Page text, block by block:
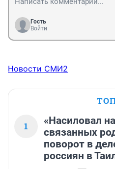
Гость
Войти
Новости СМИ2
1
«Насиловал
связанных
поворот в
россиян в